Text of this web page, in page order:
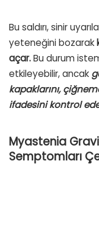
Bu saldırı, sinir
yeteneğini bozarak
açar.Bu durum
etkileyebilir, ancak
kapaklarını,
ifadesini kontrol
Myastenia
Semptomları